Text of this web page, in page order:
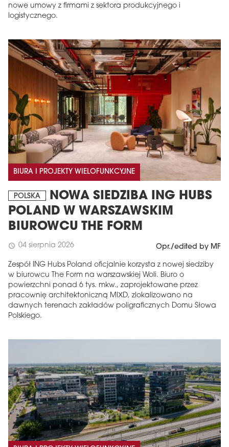
nowe umowy z firmami z sektora produkcyjnego i
logistycznego.
BIURA I PROJEKTY WIELOFUNKCYJNE
POLSKA
NOWA SIEDZIBA ING HUBS
POLAND W WARSZAWSKIM
BIUROWCU THE FORM
schedule 04 sierpnia 2026 Opr./edited by MF
Zespół ING Hubs Poland oficjalnie korzysta z nowej siedziby
w biurowcu The Form na warszawskiej Woli. Biuro o
powierzchni ponad 6 tys. mkw., zaprojektowane przez
pracownię architektoniczną MIXD, zlokalizowano na
dawnych terenach zakładów poligraficznych Domu Słowa
Polskiego.